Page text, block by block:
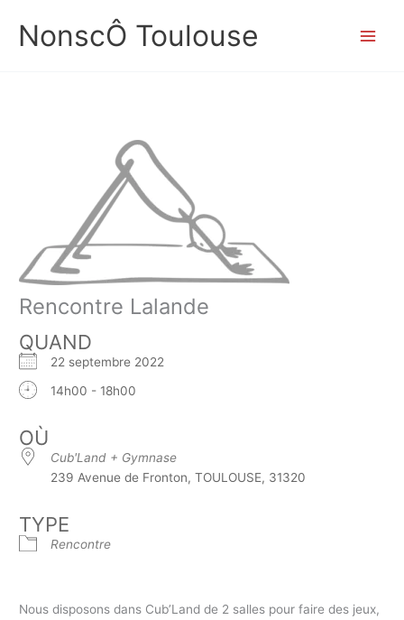
contenu
NonscÔ Toulouse
Rencontre Lalande
QUAND
22 septembre 2022
14h00 - 18h00
OÙ
Cub'Land + Gymnase
239 Avenue de Fronton, TOULOUSE, 31320
TYPE
Rencontre
Nous disposons dans Cub’Land de 2 salles pour faire des jeux,